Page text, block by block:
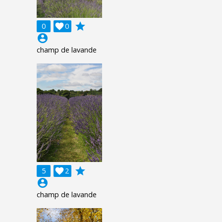
0 0

grade
account_circle
champ de lavande
5 2

grade
account_circle
champ de lavande